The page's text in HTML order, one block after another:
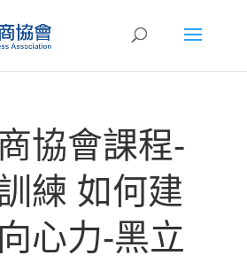
協會課程-
練 如何建
心力-黑立